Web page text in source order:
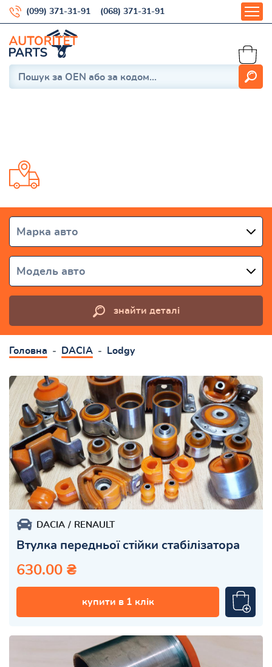
(099) 371-31-91 (068) 371-31-91
Марка авто
Модель авто
знайти деталі
Головна DACIA Lodgy
DACIA RENAULT
Втулка передньої стійки стабілізатора
630.00 ₴
купити в 1 клік